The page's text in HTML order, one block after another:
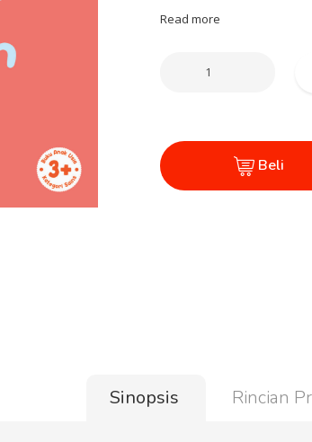
Read more
Beli
Sinopsis Rincian